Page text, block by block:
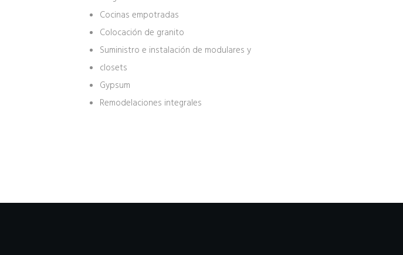
Cocinas empotradas
Colocación de granito
Suministro e instalación de modulares y
closets
Gypsum
Remodelaciones integrales